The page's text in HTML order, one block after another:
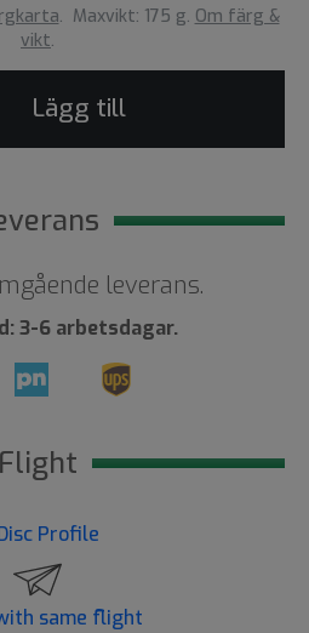
. Maxvikt: 175 g. Om färg &
vikt.
Lägg till
leverans.
3-6 arbetsdagar.
Flight
same flight